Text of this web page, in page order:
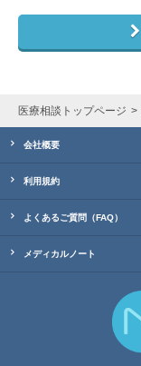
医療相談トップページ
会社概要
利用規約
よくあるご質問（FAQ）
メディカルノート